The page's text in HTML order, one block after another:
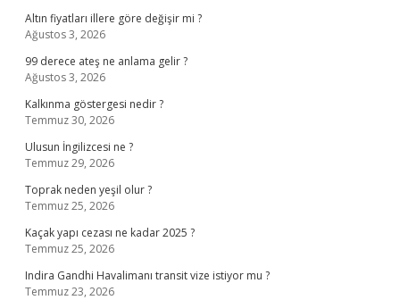
Altın fiyatları illere göre değişir mi ?
Ağustos 3, 2026
99 derece ateş ne anlama gelir ?
Ağustos 3, 2026
Kalkınma göstergesi nedir ?
Temmuz 30, 2026
Ulusun İngilizcesi ne ?
Temmuz 29, 2026
Toprak neden yeşil olur ?
Temmuz 25, 2026
Kaçak yapı cezası ne kadar 2025 ?
Temmuz 25, 2026
Indira Gandhi Havalimanı transit vize istiyor mu ?
Temmuz 23, 2026